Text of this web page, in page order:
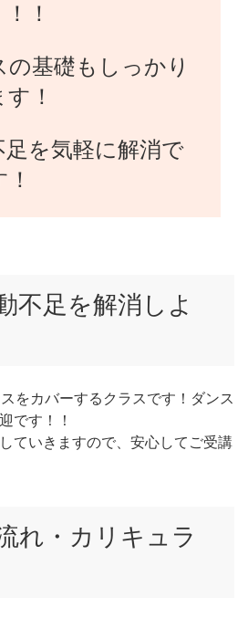
！
の基礎もしっかり
！
足を気軽に解消で
不足を解消しよ
をカバーするクラスです！ダンス
です！！
ていきますので、安心してご受講
れ・カリキュラ